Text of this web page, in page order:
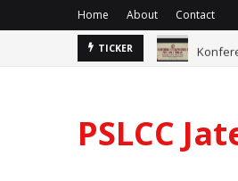
Home About Contact
TICKER
PSLCC